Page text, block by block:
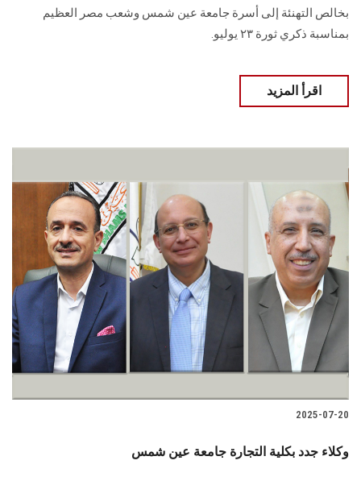
بخالص التهنئة إلى أسرة جامعة عين شمس وشعب مصر العظيم
بمناسبة ذكري ثورة ٢٣ يوليو.
اقرأ المزيد
2025-07-20
وكلاء جدد بكلية التجارة جامعة عين شمس